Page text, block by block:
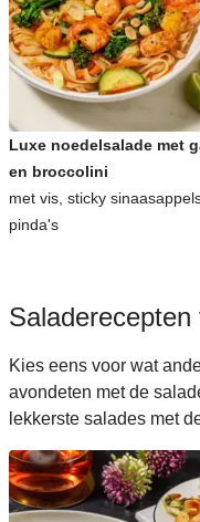
Luxe noedelsalade met
en broccolini
met vis, sticky
pinda's
Kies eens voor wat
avondeten met de
lekkerste salades met